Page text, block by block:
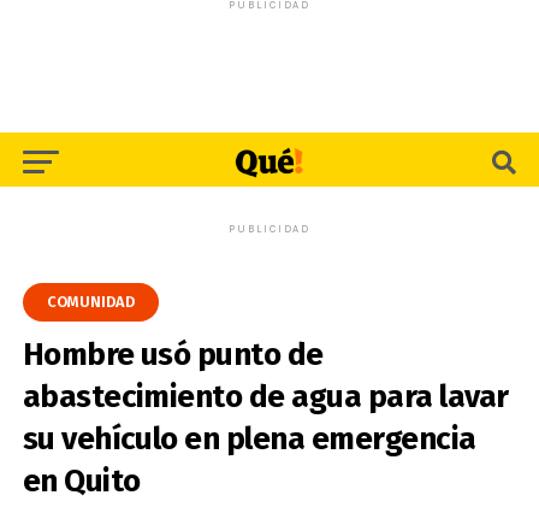
PUBLICIDAD
PUBLICIDAD
COMUNIDAD
Hombre usó punto de
abastecimiento de agua para lavar
su vehículo en plena emergencia
en Quito